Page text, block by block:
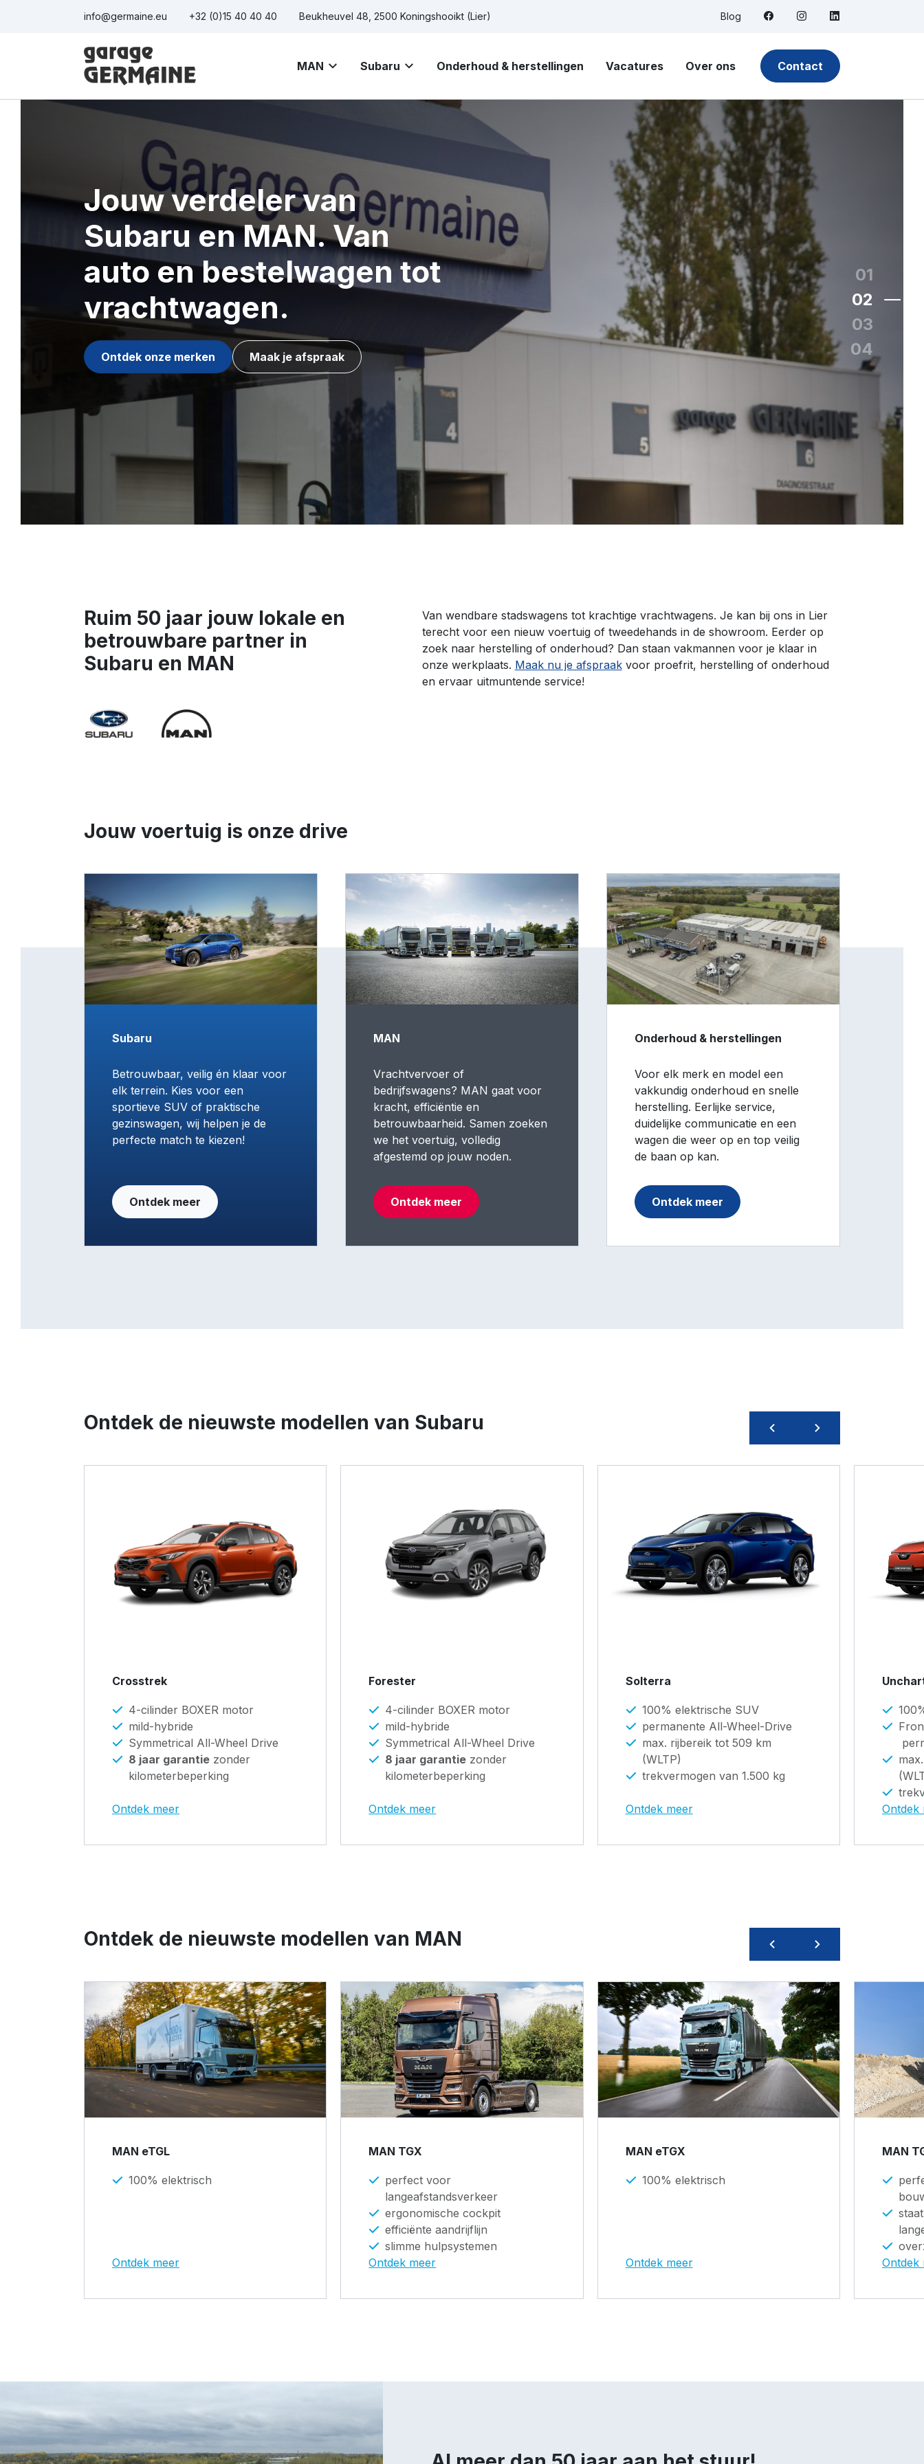
MAN Subaru Onderhoud & herstellingen Vacatures Over ons Contact
info@germaine.eu +32 (0)15 40 40 40 Beukheuvel 48, 2500 Koningshooikt (Lier) Blog FacebookInstagram
01
02
03
04
Jouw verdeler van
Subaru en MAN. Van
auto en bestelwagen tot
vrachtwagen.
Ontdek onze merken Maak je afspraak
Ruim 50 jaar jouw lokale en
betrouwbare partner in
Subaru en MAN
Van wendbare stadswagens tot krachtige vrachtwagens. Je kan bij ons in Lier
terecht voor een nieuw voertuig of tweedehands in de showroom. Eerder op
zoek naar herstelling of onderhoud? Dan staan vakmannen voor je klaar in
onze werkplaats. Maak nu je afspraakvoor proefrit, herstelling of onderhoud
en ervaar uitmuntende service!
Jouw voertuig is onze drive
Subaru
Betrouwbaar, veilig én klaar voor
elk terrein. Kies voor een
sportieve SUV of praktische
gezinswagen, wij helpen je de
perfecte match te kiezen!
Ontdek meer
MAN
Vrachtvervoer of
bedrijfswagens? MAN gaat voor
kracht, efficiëntie en
betrouwbaarheid. Samen zoeken
we het voertuig, volledig
afgestemd op jouw noden.
Ontdek meer
Onderhoud & herstellingen
Voor elk merk en model een
vakkundig onderhoud en snelle
herstelling. Eerlijke service,
duidelijke communicatie en een
wagen die weer op en top veilig
de baan op kan.
Ontdek meer
Ontdek de nieuwste modellen van Subaru
Crosstrek
4-cilinder BOXER motor
mild-hybride
Symmetrical All-Wheel Drive
8 jaar garantie zonder
kilometerbeperking
Ontdek meer
Forester
4-cilinder BOXER motor
mild-hybride
Symmetrical All-Wheel Drive
8 jaar garantie zonder
kilometerbeperking
Ontdek meer
Solterra
100% elektrische SUV
permanente All-Wheel-Drive
max. rijbereik tot 509 km
(WLTP)
trekvermogen van 1.500 kg
Ontdek meer
Ontdek
Ontdek de nieuwste modellen van MAN
MAN eTGL
100% elektrisch
Ontdek meer
MAN TGX
perfect voor
langeafstandsverkeer
ergonomische cockpit
efficiënte aandrijflijn
slimme hulpsystemen
Ontdek meer
MAN eTGX
100% elektrisch
Ontdek meer
MAN
Ontdek